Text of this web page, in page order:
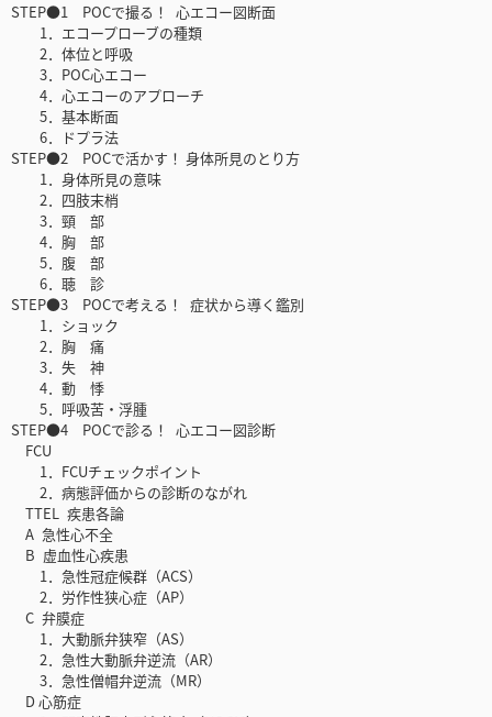
STEP●1 POCで撮る！ 心エコー図断面
1．エコープローブの種類
2．体位と呼吸
3．POC心エコー
4．心エコーのアプローチ
5．基本断面
6．ドプラ法
STEP●2 POCで活かす！ 身体所見のとり方
1．身体所見の意味
2．四肢末梢
3．頸 部
4．胸 部
5．腹 部
6．聴 診
STEP●3 POCで考える！ 症状から導く鑑別
1．ショック
2．胸 痛
3．失 神
4．動 悸
5．呼吸苦・浮腫
STEP●4 POCで診る！ 心エコー図診断
FCU
1．FCUチェックポイント
2．病態評価からの診断のながれ
TTEL 疾患各論
A 急性心不全
B 虚血性心疾患
1．急性冠症候群（ACS）
2．労作性狭心症（AP）
C 弁膜症
1．大動脈弁狭窄（AS）
2．急性大動脈弁逆流（AR）
3．急性僧帽弁逆流（MR）
D 心筋症